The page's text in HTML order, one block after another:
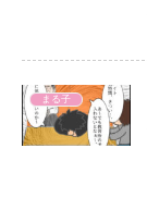
まる子